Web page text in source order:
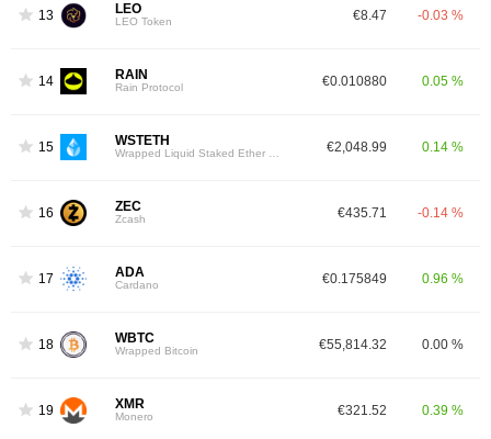
13 LEO
LEO Token €8.47 -0.03 %
14 RAIN
Rain Protocol €0.010880 0.05 %
15 WSTETH €2,048.99 0.14 %
16 ZEC
Zcash €435.71 -0.14 %
17 ADA
Cardano €0.175849 0.96 %
18 WBTC
Wrapped Bitcoin €55,814.32 0.00 %
19 XMR
Monero €321.52 0.39 %